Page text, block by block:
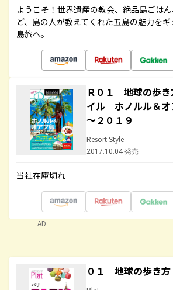
ようこそ！世界遺産の教会、絶品島ごは
ど、島の人が教えてくれた五島の魅力をギ
島旅へ。
Ｒ０１ 地球の歩
イル ホノルル＆
～２０１９
Resort Style
2017.10.04 発売
当社在庫切れ
AD
０１ 地球の歩き